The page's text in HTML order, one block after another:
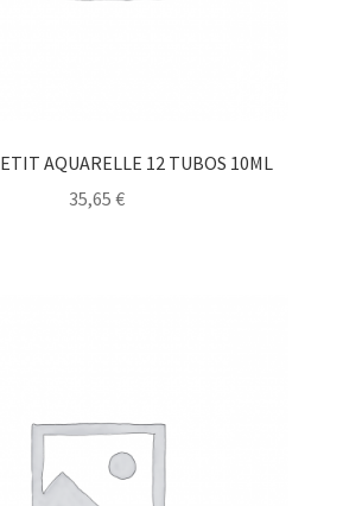
AQUARELLE 12 TUBOS 10ML
35,65 €